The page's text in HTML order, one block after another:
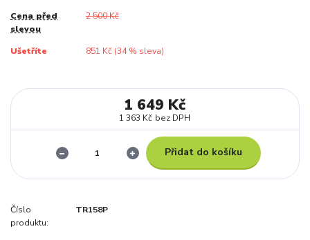
Cena před
slevou
2 500 Kč
Ušetříte 851 Kč (34% sleva)
1 649 Kč
1 363 Kč bez DPH
Přidat do košíku
Číslo
produktu:
TR158P